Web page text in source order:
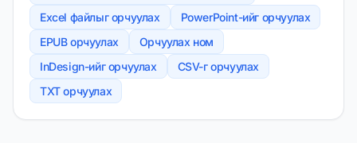
Excel файлыг орчуулах
PowerPoint-ийг орчуулах
EPUB орчуулах
Орчуулах ном
InDesign-ийг орчуулах
CSV-г орчуулах
TXT орчуулах